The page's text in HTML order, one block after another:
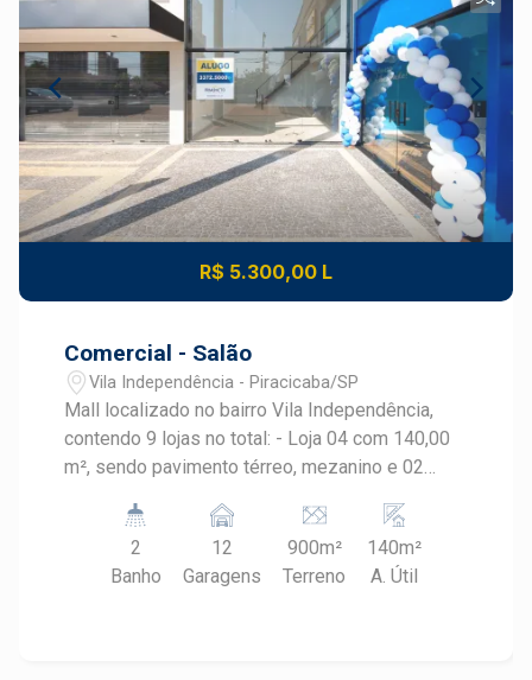
R$ 5.300,00 L
Comercial - Salão
Vila Independência - Piracicaba/SP
Mall localizado no bairro Vila Independência,
contendo 9 lojas no total: - Loja 04 com 140,00
m², sendo pavimento térreo, mezanino e 02
infraestrutura para energia/iluminação,
preparação para instalação de ar-condicionado e
portão eletrônico. Serão 12 vagas de
2
Banho
12
Garagens
900m²
Terreno
140m²
A. Útil